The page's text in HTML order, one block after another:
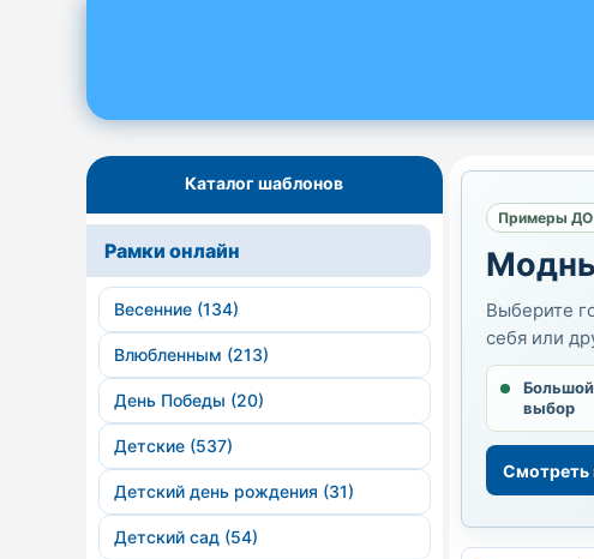
Каталог шаблонов
Рамки онлайн
Весенние (134)
Влюбленным (213)
День Победы (20)
Детские (537)
Детский день рождения (31)
Детский сад (54)
Примеры
Выберите
себя или
Большой
выбор